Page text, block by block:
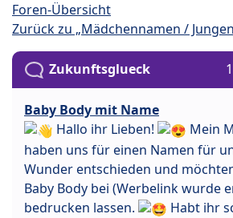
Foren-Übersicht
Zurück zu „Mädchennamen /
Zukunftsglueck
Baby Body mit Name
Hallo ihr Lieben!
Mein
haben uns für einen Namen für
Wunder entschieden und
Baby Body bei (Werbelink wurde
bedrucken lassen.
Habt ihr